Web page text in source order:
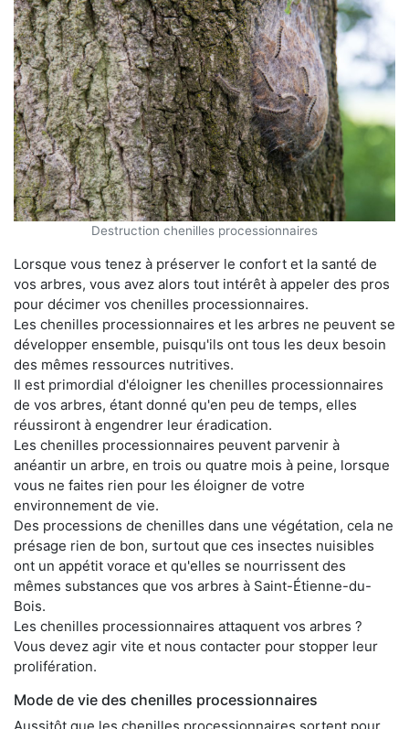
Destruction chenilles processionnaires
Lorsque vous tenez à préserver le confort et la santé de
vos arbres, vous avez alors tout intérêt à appeler des pros
pour décimer vos chenilles processionnaires.
Les chenilles processionnaires et les arbres ne peuvent se
développer ensemble, puisqu'ils ont tous les deux besoin
des mêmes ressources nutritives.
Il est primordial d'éloigner les chenilles processionnaires
de vos arbres, étant donné qu'en peu de temps, elles
réussiront à engendrer leur éradication.
Les chenilles processionnaires peuvent parvenir à
anéantir un arbre, en trois ou quatre mois à peine, lorsque
vous ne faites rien pour les éloigner de votre
environnement de vie.
Des processions de chenilles dans une végétation, cela ne
présage rien de bon, surtout que ces insectes nuisibles
ont un appétit vorace et qu'elles se nourrissent des
mêmes substances que vos arbres à Saint-Étienne-du-
Bois.
Les chenilles processionnaires attaquent vos arbres ?
Vous devez agir vite et nous contacter pour stopper leur
prolifération.
Mode de vie des chenilles processionnaires
Aussitôt que les chenilles processionnaires sortent pour